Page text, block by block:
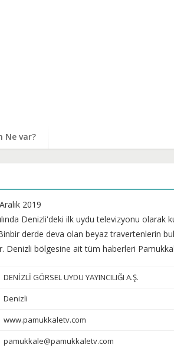
Ne var?
2019
Denizli'deki ilk uydu televizyonu olarak
Binbir derde deva olan beyaz travertenlerin
Denizli bölgesine ait tüm haberleri
DENİZLİ GÖRSEL UYDU YAYINCILIĞI A.Ş.
Denizli
www.pamukkaletv.com
pamukkale@pamukkaletv.com